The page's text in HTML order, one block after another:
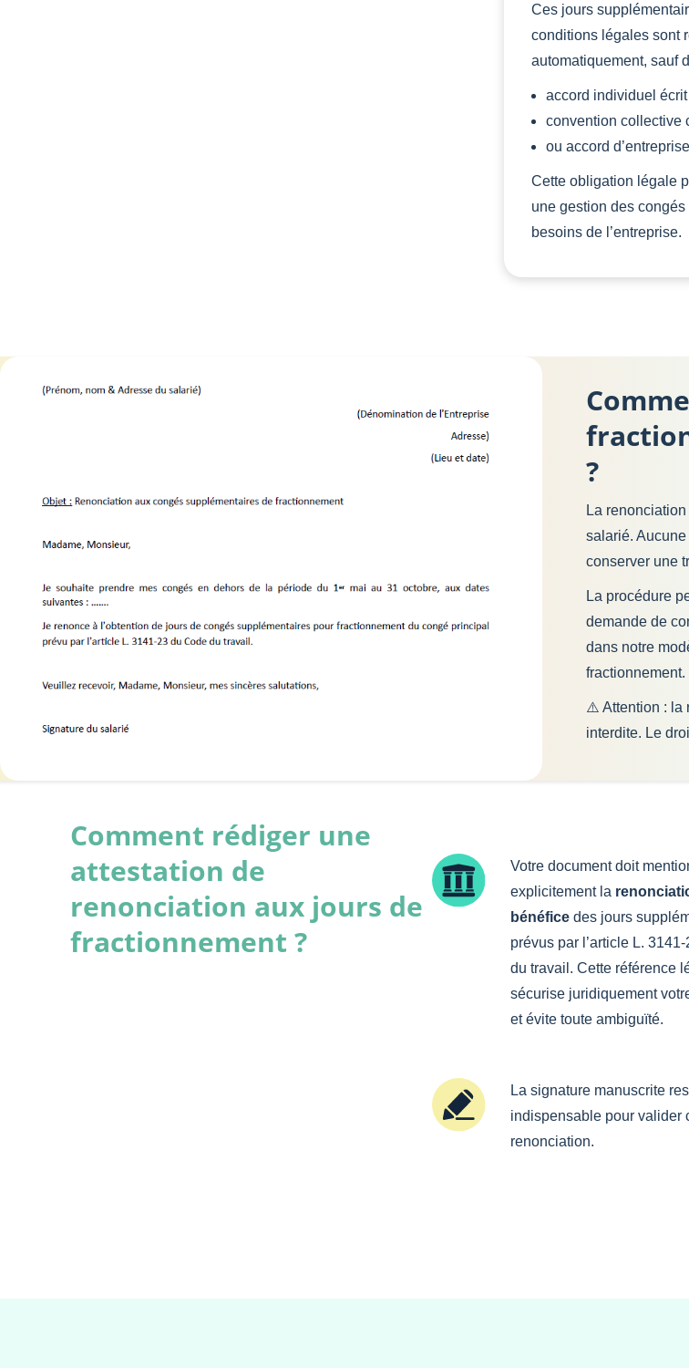
Ces jours
conditions légales sont
automatiquement, sauf
accord individuel
convention collective
ou accord
Cette obligation légale
une gestion des
besoins de l’entreprise.
?
La
salarié. Aucune
conserver une
La procédure
demande de
dans notre
fractionnement.
⚠️ Attention : la
interdite. Le
Comment rédiger une
attestation de
renonciation aux jours de
fractionnement ?
Votre document doit
explicitement la
bénéfice des jours
prévus par l’article L.
du travail. Cette référence
sécurise juridiquement
et évite toute ambiguïté.
La signature manuscrite
indispensable pour valider
renonciation.